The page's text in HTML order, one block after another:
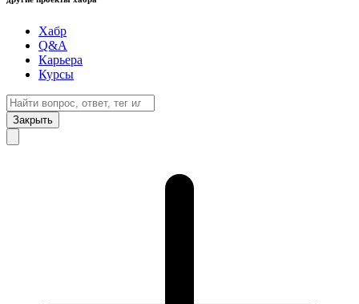
Хабр
Q&A
Карьера
Курсы
Закрыть